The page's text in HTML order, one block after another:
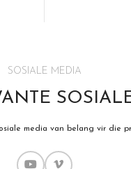
SOSIALE MEDIA
media van belang vir die